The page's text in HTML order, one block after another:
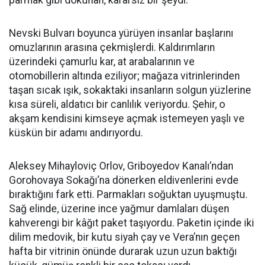
Nevski Bulvarı boyunca yürüyen insanlar başlarını
omuzlarının arasına çekmişlerdi. Kaldırımların
üzerindeki çamurlu kar, at arabalarının ve
otomobillerin altında eziliyor; mağaza vitrinlerinden
taşan sıcak ışık, sokaktaki insanların solgun yüzlerine
kısa süreli, aldatıcı bir canlılık veriyordu. Şehir, o
akşam kendisini kimseye açmak istemeyen yaşlı ve
küskün bir adamı andırıyordu.
Aleksey Mihayloviç Orlov, Griboyedov Kanalı’ndan
Gorohovaya Sokağı’na dönerken eldivenlerini evde
bıraktığını fark etti. Parmakları soğuktan uyuşmuştu.
Sağ elinde, üzerine ince yağmur damlaları düşen
kahverengi bir kâğıt paket taşıyordu. Paketin içinde iki
dilim medovik, bir kutu siyah çay ve Vera’nın geçen
hafta bir vitrinin önünde durarak uzun uzun baktığı